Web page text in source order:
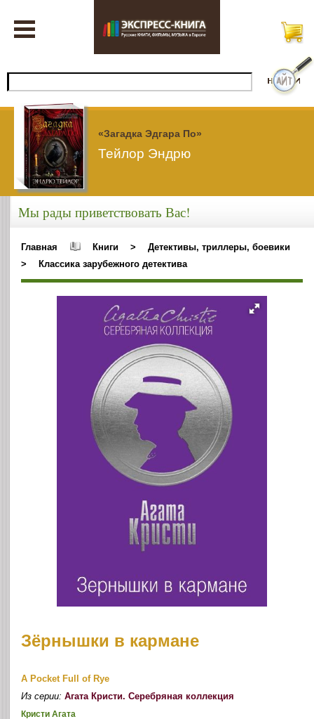
«Загадка Эдгара По»
Тейлор Эндрю
Мы рады приветствовать Вас!
Главная Книги >
Детективы, триллеры, боевики
>
Классика зарубежного детектива
Зёрнышки в кармане
A Pocket Full of Rye
Из серии:Агата Кристи. Серебряная коллекция
Кристи Агата